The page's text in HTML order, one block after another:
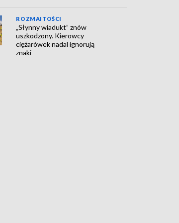
ROZMAITOŚCI
„Słynny wiadukt” znów
uszkodzony. Kierowcy
ciężarówek nadal ignorują
znaki